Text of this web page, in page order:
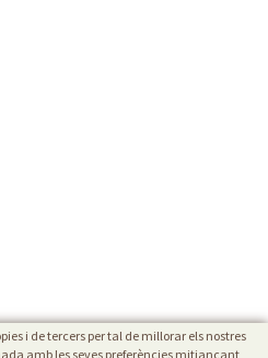
i de tercers per tal de millorar els nostres
amb les seves preferències mitjançant